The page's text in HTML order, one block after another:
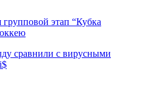
этап “Кубка
сравнили с вирусными